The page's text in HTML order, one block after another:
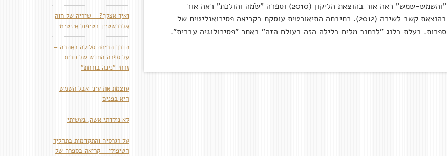
"והשמש-שמש" ראה אור בהוצאת הליקון (2010) וספרה "שׂמה והולכת" ראה אור
בהוצאת קשב לשירה (2012). כתיבתה התיאורטית עוסקת בקריאה פסיכואנליטית של
ספרות. בעלת בלוג "לכתוב מלים בלילה הזה בעולם הזה" באתר "פסיכולוגיה עברית".
ואיך אצלך? – שיריה של חוה
אלברשטיין כטיפול אינטימי
הדרך הביתה סלולה באהבה –
על ספרה החדש של נורית
זרחי "נינה בורחת"
עוצמת את עיני אבל השמש
היא בפנים
לא נולדתי אשה, נעשיתי
על רגרסיה והתקדמות בתהליך
הטיפולי – קריאה בספרה של